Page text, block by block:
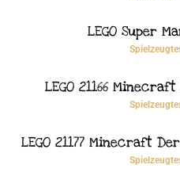
LEGO Super
LEGO 21166
LEGO 21177 Minecraft